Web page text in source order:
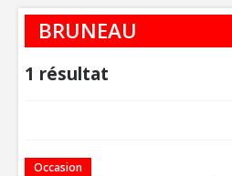
BRUNEAU
1 résultat
Occasion